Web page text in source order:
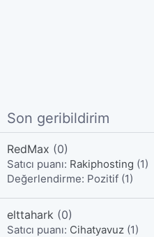
Son geribildirim
RedMax (0)
Satıcı puanı: Rakiphosting (1)
Değerlendirme: Pozitif (1)
elttahark (0)
Satıcı puanı: Cihatyavuz (1)